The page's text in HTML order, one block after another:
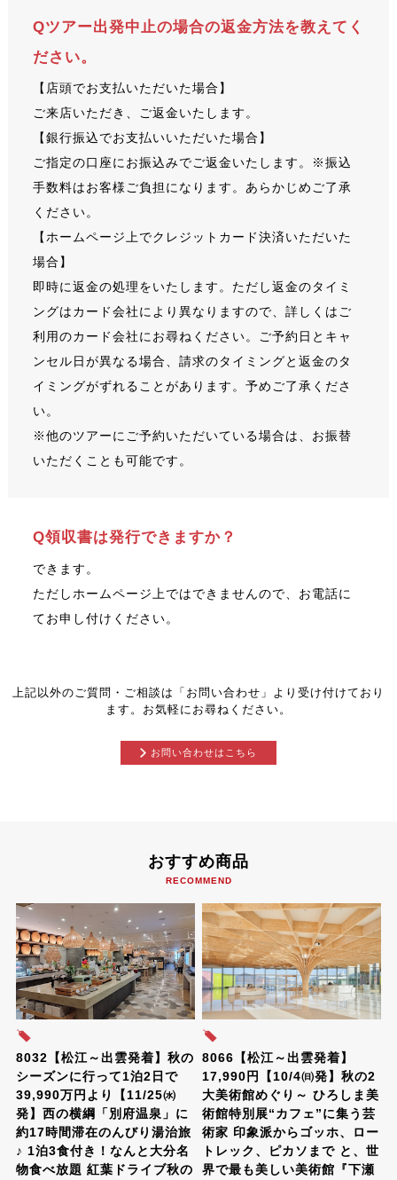
Qツアー出発中止の場合の返金方法を教えてく
ださい。
【店頭でお支払いただいた場合】
ご来店いただき、ご返金いたします。
【銀行振込でお支払いいただいた場合】
ご指定の口座にお振込みでご返金いたします。※振込
手数料はお客様ご負担になります。あらかじめご了承
ください。
【ホームページ上でクレジットカード決済いただいた
場合】
即時に返金の処理をいたします。ただし返金のタイミ
ングはカード会社により異なりますので、詳しくはご
利用のカード会社にお尋ねください。ご予約日とキャ
ンセル日が異なる場合、請求のタイミングと返金のタ
イミングがずれることがあります。予めご了承くださ
い。
※他のツアーにご予約いただいている場合は、お振替
いただくことも可能です。
Q領収書は発行できますか？
できます。
ただしホームページ上ではできませんので、お電話に
てお申し付けください。
上記以外のご質問・ご相談は「お問い合わせ」より受け付けており
ます。お気軽にお尋ねください。
お問い合わせはこちら
おすすめ商品
RECOMMEND
8032【松江～出雲発着】秋の
シーズンに行って1泊2日で
39,990万円より【11/25㈬
発】西の横綱「別府温泉」に
約17時間滞在のんびり湯治旅
♪ 1泊3食付き！なんと大分名
物食べ放題 紅葉ドライブ秋の
8066【松江～出雲発着】
17,990円【10/4㈰発】秋の2
大美術館めぐり～ ひろしま美
術館特別展“カフェ”に集う芸
術家 印象派からゴッホ、ロー
トレック、ピカソまで と、世
界で最も美しい美術館『下瀬